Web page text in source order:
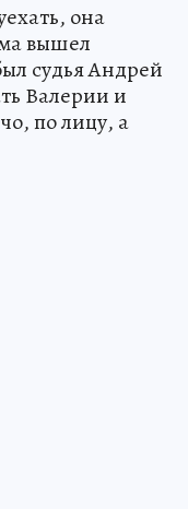
она
вышел
судья Андрей
Валерии и
по лицу, а